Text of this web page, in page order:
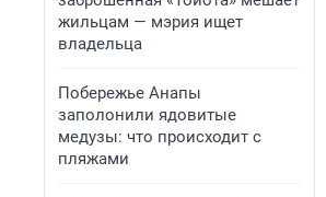
жильцам — мэрия ищет
владельца
Побережье Анапы
заполонили ядовитые
медузы: что происходит с
пляжами